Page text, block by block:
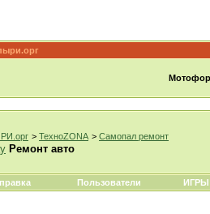
> ТехноZONA > Самопал ремонт
Ремонт авто
Пользователи ИГРЫ